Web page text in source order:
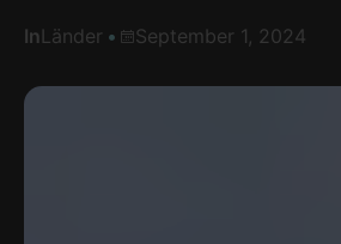
InLänder September 1, 2024